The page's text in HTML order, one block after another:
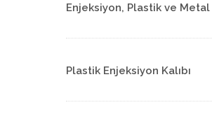
Enjeksiyon, Plastik ve Metal
Plastik Enjeksiyon Kalıbı